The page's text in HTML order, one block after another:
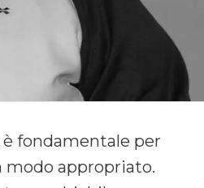
è fondamentale per
appropriato.